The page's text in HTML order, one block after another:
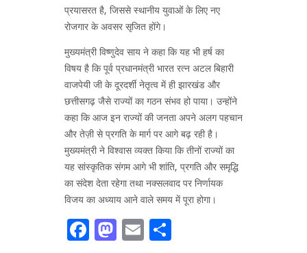
प्रयासरत है, जिससे स्थानीय युवाओं के लिए नए
रोजगार के अवसर सृजित होंगे।
मुख्यमंत्री विष्णुदेव साय ने कहा कि यह भी हर्ष का
विषय है कि पूर्व प्रधानमंत्री भारत रत्न अटल बिहारी
वाजपेयी जी के दूरदर्शी नेतृत्व में ही झारखंड और
छत्तीसगढ़ जैसे राज्यों का गठन संभव हो पाया। उन्होंने
कहा कि आज इन राज्यों की जनता अपने अलग पहचान
और तेज़ी से प्रगति के मार्ग पर आगे बढ़ रही है।
मुख्यमंत्री ने विश्वास व्यक्त किया कि तीनों राज्यों का
यह सांस्कृतिक संगम आगे भी शांति, प्रगति और समृद्धि
का संदेश देता रहेगा तथा नक्सलवाद पर निर्णायक
विजय का अध्याय आने वाले समय में पूरा होगा।
Facebook
Mastodon
Email